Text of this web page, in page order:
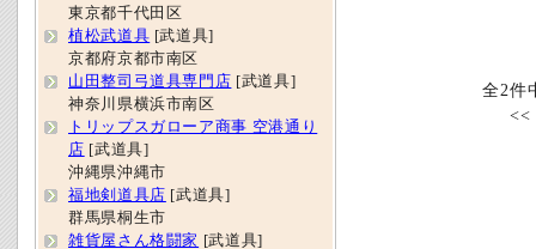
全2件
<<
東京都千代田区
植松武道具 [武道具]
京都府京都市南区
山田整司弓道具専門店 [武道具]
神奈川県横浜市南区
トリップスガローア商事 空港通り
店 [武道具]
沖縄県沖縄市
福地剣道具店 [武道具]
群馬県桐生市
雑貨屋さん格闘家 [武道具]